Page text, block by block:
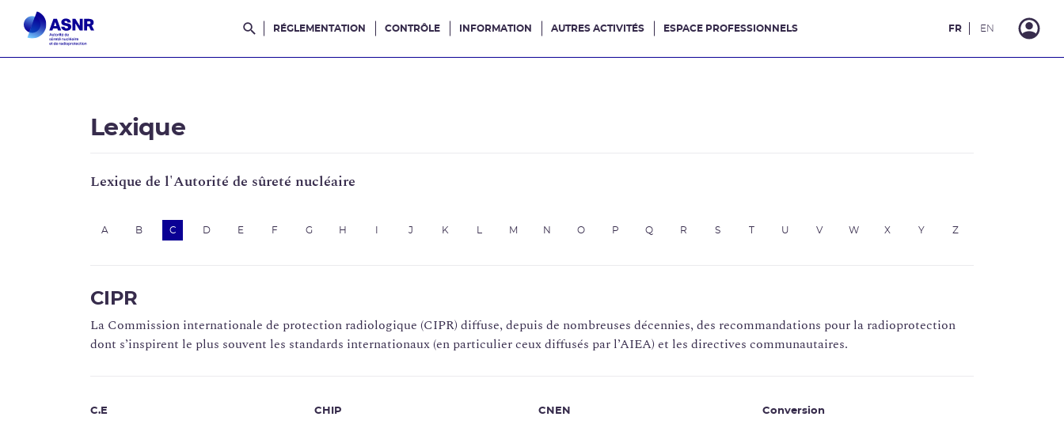
Rechercher dans le site
RÉGLEMENTATION CONTRÔLE INFORMATION AUTRES ACTIVITÉS ESPACE PROFESSIONNELS FR EN
Lexique
Lexique de l'Autorité de sûreté nucléaire
A B C D E F G H J K M N O P Q R S T U V W X Y Z
CIPR
La Commission internationale de protection radiologique (CIPR) diffuse, depuis de nombreuses décennies, des recommandations pour la radioprotection
dont s’inspirent le plus souvent les standards internationaux (en particulier ceux diffusés par l’AIEA) et les directives communautaires.
C.E CHIP CNEN Conversion